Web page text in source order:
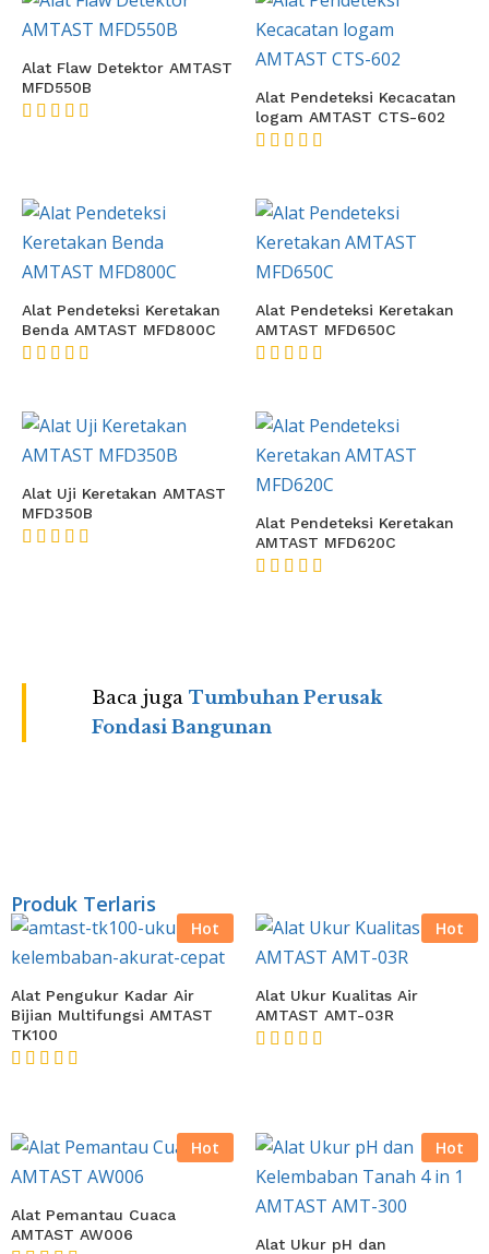
Alat Flaw Detektor AMTAST
MFD550B
Alat Pendeteksi Kecacatan
logam AMTAST CTS-602
Alat Pendeteksi Keretakan
Benda AMTAST MFD800C
Alat Pendeteksi Keretakan
AMTAST MFD650C
Alat Uji Keretakan AMTAST
MFD350B
Alat Pendeteksi Keretakan
AMTAST MFD620C
Baca juga Tumbuhan Perusak
Fondasi Bangunan
Produk Terlaris
Hot
Alat Pengukur Kadar Air
Bijian Multifungsi AMTAST
TK100
Hot
Alat Ukur Kualitas Air
AMTAST AMT-03R
Hot
Alat Pemantau Cuaca
AMTAST AW006
Hot
Alat Ukur pH dan